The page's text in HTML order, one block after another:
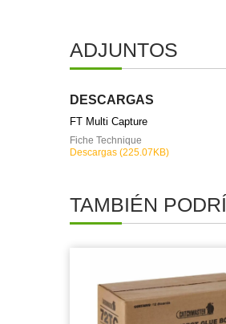
ADJUNTOS
DESCARGAS
FT Multi Capture
Fiche Technique
Descargas (225.07KB)
TAMBIÉN